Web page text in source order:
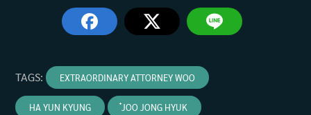
TAGS: EXTRAORDINARY ATTORNEY WOO
HA YUN KYUNG ๋JOO JONG HYUK